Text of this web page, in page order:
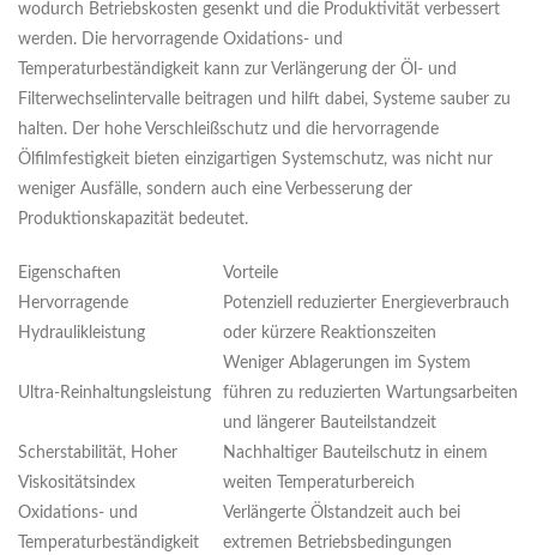
wodurch Betriebskosten gesenkt und die Produktivität verbessert
werden. Die hervorragende Oxidations- und
Temperaturbeständigkeit kann zur Verlängerung der Öl- und
Filterwechselintervalle beitragen und hilft dabei, Systeme sauber zu
halten. Der hohe Verschleißschutz und die hervorragende
Ölfilmfestigkeit bieten einzigartigen Systemschutz, was nicht nur
weniger Ausfälle, sondern auch eine Verbesserung der
Produktionskapazität bedeutet.
Eigenschaften
Vorteile
Hervorragende
Hydraulikleistung
Potenziell reduzierter Energieverbrauch
oder kürzere Reaktionszeiten
Ultra-Reinhaltungsleistung
Weniger Ablagerungen im System
führen zu reduzierten Wartungsarbeiten
und längerer Bauteilstandzeit
Scherstabilität, Hoher
Viskositätsindex
Nachhaltiger Bauteilschutz in einem
weiten Temperaturbereich
Oxidations- und
Temperaturbeständigkeit
Verlängerte Ölstandzeit auch bei
extremen Betriebsbedingungen